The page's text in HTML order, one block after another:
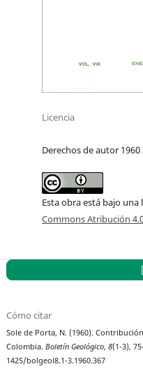
Licencia
Derechos de autor
Esta obra está bajo
Commons Atribución
Cómo citar
Sole de Porta, N. (1960).
Colombia.Boletín Geológico,8(1-3),
1425/bolgeol8.1-3.1960.367